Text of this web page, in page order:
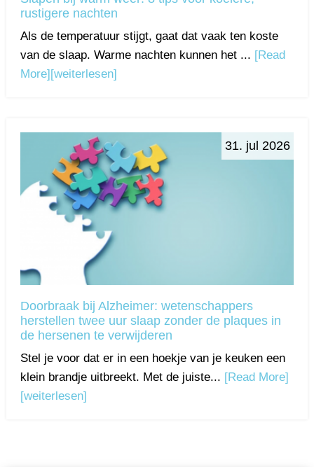
rustigere nachten
Als de temperatuur stijgt, gaat dat vaak ten koste
van de slaap. Warme nachten kunnen het ... [Read
More] [weiterlesen]
31. jul 2026
Doorbraak bij Alzheimer: wetenschappers
herstellen twee uur slaap zonder de plaques in
de hersenen te verwijderen
Stel je voor dat er in een hoekje van je keuken een
klein brandje uitbreekt. Met de juiste... [Read More]
[weiterlesen]